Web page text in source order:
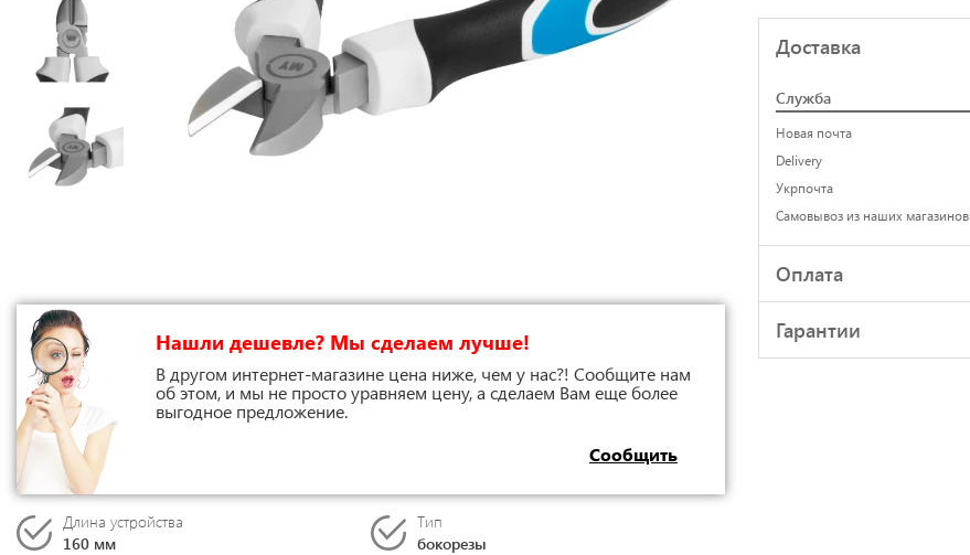
Нашли дешевле? Мы сделаем лучше!
В другом интернет-магазине цена ниже, чем у нас?! Сообщите нам
об этом, и мы не просто уравняем цену, а сделаем Вам еще более
выгодное предложение.
Сообщить
Длина устройства
160 мм
Тип
бокорезы
Доставка
Служба
Новая почта
Delivery
Укрпочта
Самовывоз из наших магазинов
Оплата
Гарантии